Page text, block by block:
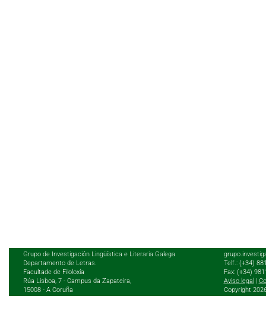
Grupo de Investigación Lingüística e Literaria Galega
Departamento de Letras.
Facultade de Filoloxía
Rúa Lisboa, 7 - Campus da Zapateira,
15008 - A Coruña
Telf.: (+34)
Fax: (+34)
Aviso legal
Copyright